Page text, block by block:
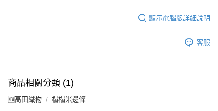
顯示電腦版詳細說明
客服
商品相關分類 (1)
🆕高田織物 榻榻米邊條